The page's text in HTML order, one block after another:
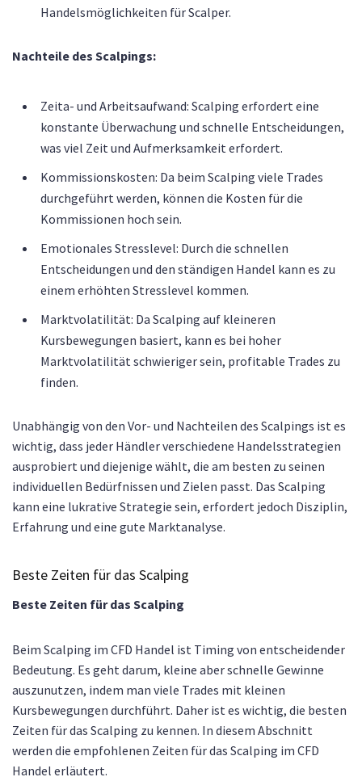
Handelsmöglichkeiten für Scalper.
Nachteile des Scalpings:
Zeita- und Arbeitsaufwand: Scalping erfordert eine
konstante Überwachung und schnelle Entscheidungen,
was viel Zeit und Aufmerksamkeit erfordert.
Kommissionskosten: Da beim Scalping viele Trades
durchgeführt werden, können die Kosten für die
Kommissionen hoch sein.
Emotionales Stresslevel: Durch die schnellen
Entscheidungen und den ständigen Handel kann es zu
einem erhöhten Stresslevel kommen.
Marktvolatilität: Da Scalping auf kleineren
Kursbewegungen basiert, kann es bei hoher
Marktvolatilität schwieriger sein, profitable Trades zu
finden.
Unabhängig von den Vor- und Nachteilen des Scalpings ist es
wichtig, dass jeder Händler verschiedene Handelsstrategien
ausprobiert und diejenige wählt, die am besten zu seinen
individuellen Bedürfnissen und Zielen passt. Das Scalping
kann eine lukrative Strategie sein, erfordert jedoch Disziplin,
Erfahrung und eine gute Marktanalyse.
Beste Zeiten für das Scalping
Beste Zeiten für das Scalping
Beim Scalping im CFD Handel ist Timing von entscheidender
Bedeutung. Es geht darum, kleine aber schnelle Gewinne
auszunutzen, indem man viele Trades mit kleinen
Kursbewegungen durchführt. Daher ist es wichtig, die besten
Zeiten für das Scalping zu kennen. In diesem Abschnitt
werden die empfohlenen Zeiten für das Scalping im CFD
Handel erläutert.